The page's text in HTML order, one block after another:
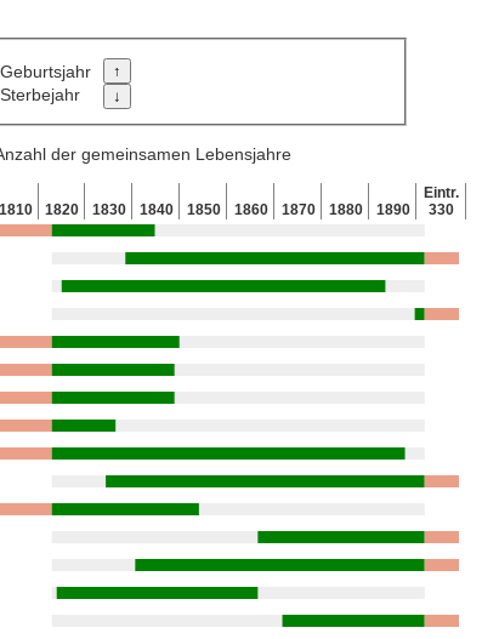
Geburtsjahr
Sterbejahr
der gemeinsamen Lebensjahre
1810 1820 1830 1840 1850 1860 1870 1880 1890
Eintr.
330